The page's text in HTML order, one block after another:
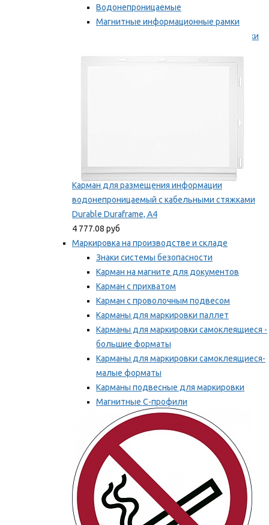
Водонепроницаемые
Магнитные информационные рамки
Самоклеящиеся информационные рамки
Карман для размещения информации
водонепроницаемый с кабельными стяжками
Durable Duraframe, А4
4 777.08 руб
Маркировка на производстве и складе
Знаки системы безопасности
Карман на магните для документов
Карман с прихватом
Карман с проволочным подвесом
Карманы для маркировки паллет
Карманы для маркировки самоклеящиеся -
большие форматы
Карманы для маркировки самоклеящиеся-
малые форматы
Карманы подвесные для маркировки
Магнитные С-профили
Напольная маркировка
Мы рекомендуем